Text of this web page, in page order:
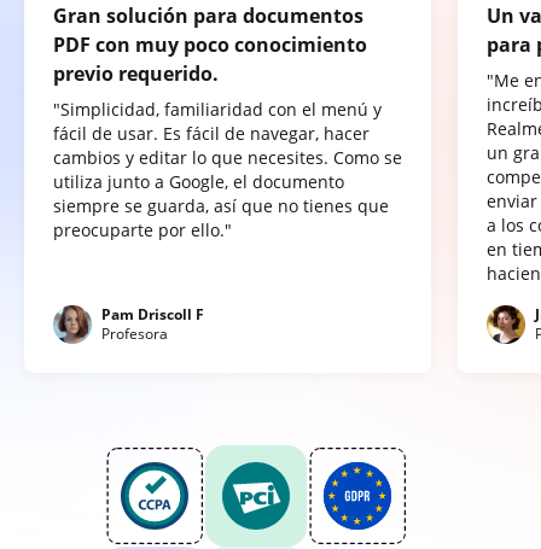
Gran solución para documentos
PDF con muy poco conocimiento
previo requerido.
"Simplicidad, familiaridad con el menú y
fácil de usar. Es fácil de navegar, hacer
cambios y editar lo que necesites. Como se
utiliza junto a Google, el documento
siempre se guarda, así que no tienes que
preocuparte por ello."
Pam Driscoll F
Profesora
Un
para
"Me
un
a los
en